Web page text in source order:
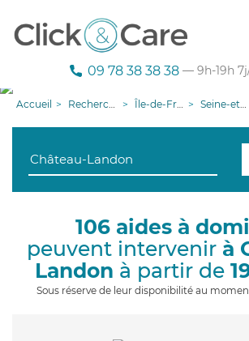
09 78 38 38 38 — 9h-19h
Accueil Recherche aide à domicile Île-de-France Seine-et-Marne
106 aides à
peuvent intervenir à
Landon à partir de
Sous réserve de leur disponibilité au